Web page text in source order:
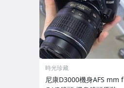
時光珍藏
尼康D3000機身AFS mm f